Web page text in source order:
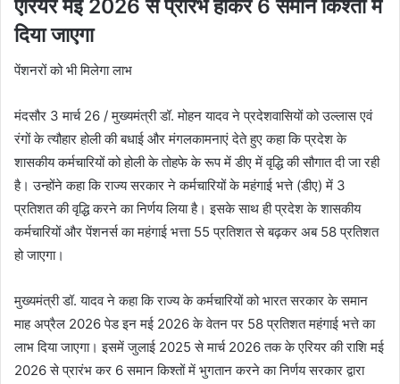
एरियर मई 2026 से प्रारंभ होकर 6 समान किश्तों में
दिया जाएगा
पेंशनरों को भी मिलेगा लाभ
मंदसौर 3 मार्च 26 / मुख्यमंत्री डॉ. मोहन यादव ने प्रदेशवासियों को उल्लास एवं
रंगों के त्यौहार होली की बधाई और मंगलकामनाएं देते हुए कहा कि प्रदेश के
शासकीय कर्मचारियों को होली के तोहफे के रूप में डीए में वृद्धि की सौगात दी जा रही
है। उन्होंने कहा कि राज्य सरकार ने कर्मचारियों के महंगाई भत्ते (डीए) में 3
प्रतिशत की वृद्धि करने का निर्णय लिया है। इसके साथ ही प्रदेश के शासकीय
कर्मचारियों और पेंशनर्स का महंगाई भत्ता 55 प्रतिशत से बढ़कर अब 58 प्रतिशत
हो जाएगा।
मुख्यमंत्री डॉ. यादव ने कहा कि राज्य के कर्मचारियों को भारत सरकार के समान
माह अप्रैल 2026 पेड इन मई 2026 के वेतन पर 58 प्रतिशत महंगाई भत्ते का
लाभ दिया जाएगा। इसमें जुलाई 2025 से मार्च 2026 तक के एरियर की राशि मई
2026 से प्रारंभ कर 6 समान किश्तों में भुगतान करने का निर्णय सरकार द्वारा